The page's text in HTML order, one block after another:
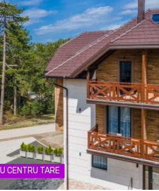
CENTRU TARE